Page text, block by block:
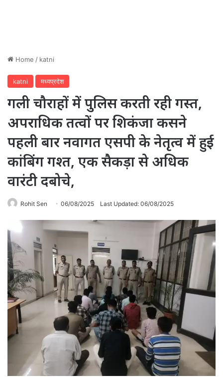
Home / katni
katni मध्यप्रदेश
गली चौराहों में पुलिस करती रही गस्त,
अपराधिक तत्वों पर शिकंजा कसने
पहली बार नवागत एसपी के नेतृत्व में हुई
कांबिंग गश्त, एक सैकड़ा से अधिक
वारंटी दबोचे,
Rohit Sen 06/08/2025 Last Updated: 06/08/2025